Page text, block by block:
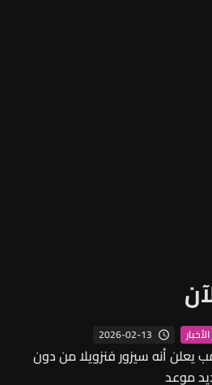
2026-02-13
يعلن أنه سيزور فنزويلا من دون
موعد